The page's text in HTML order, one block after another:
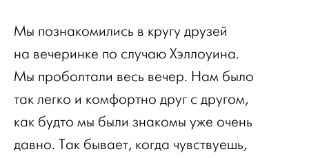
Мы познакомились в кругу друзей
на вечеринке по случаю Хэллоуина.
Мы проболтали весь вечер. Нам было
так легко и комфортно друг с другом,
как будто мы были знакомы уже очень
давно. Так бывает, когда чувствуешь,